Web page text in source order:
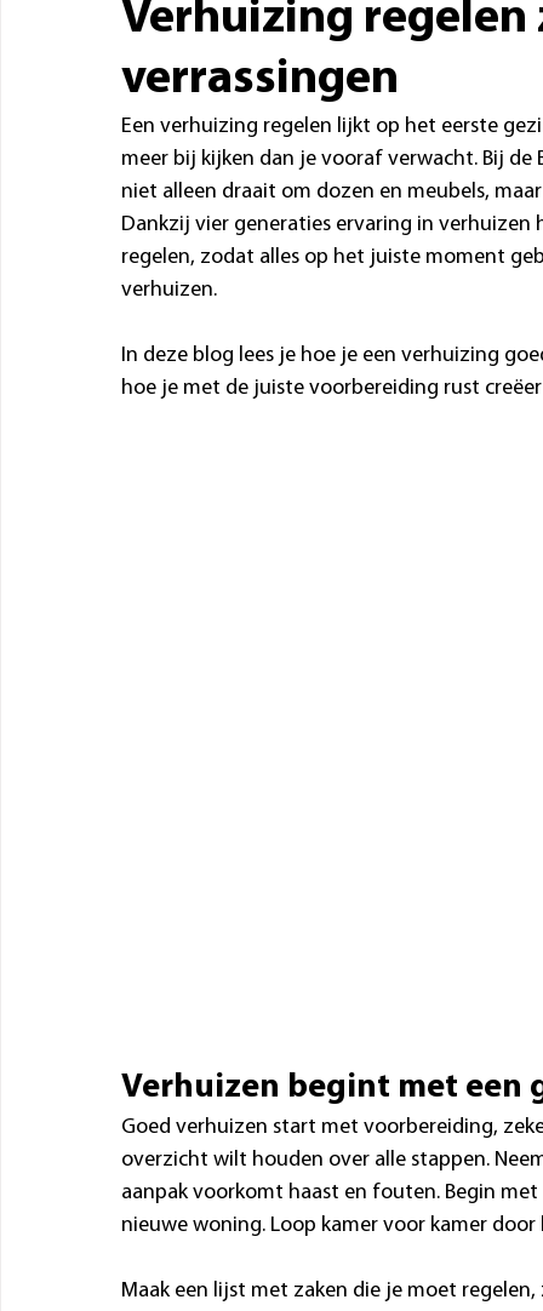
Verhuizing regelen
verrassingen
Een verhuizing regelen lijkt op het eerste
meer bij kijken dan je vooraf verwacht. Bij
niet alleen draait om dozen en meubels,
Dankzij vier generaties ervaring in
regelen, zodat alles op het juiste moment
verhuizen.
In deze blog lees je hoe je een verhuizing
hoe je met de juiste voorbereiding rust
Verhuizen begint met een
Goed verhuizen start met voorbereiding,
overzicht wilt houden over alle stappen.
aanpak voorkomt haast en fouten. Begin
nieuwe woning. Loop kamer voor kamer
Maak een lijst met zaken die je moet